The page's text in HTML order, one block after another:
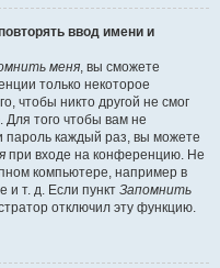
ввод имени и
меня, вы сможете
только некоторое
чтобы никто другой не смог
Для того чтобы вам не
пароль каждый раз, вы можете
при входе на конференцию. Не
компьютере, например в
и т. д. Если пункт Запомнить
отключил эту функцию.